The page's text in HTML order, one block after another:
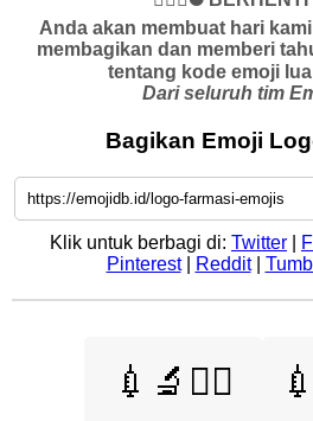
Anda akan membuat hari
membagikan dan memberi
tentang kode emoji
Dari seluruh tim
Bagikan Emoji
Klik untuk berbagi di: Twitter
Pinterest| Reddit|
💉🔬🧑‍⚕️